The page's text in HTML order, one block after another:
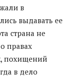
в
выдавать ее
страна не
правах
похищений
в дело